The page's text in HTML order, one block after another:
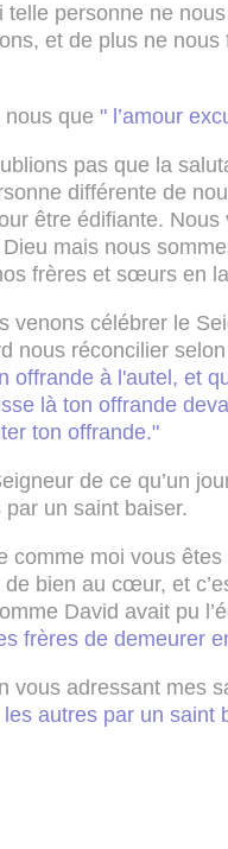
telle personne ne
et de plus ne
que " l’amour
pas que la
différente de
être édifiante.
mais nous
frères et sœurs en
venons célébrer le
nous réconcilier
offrande à l'autel, et
là ton offrande
ton offrande."
de ce qu’un
par un saint baiser.
comme moi vous
de bien au cœur, et
David avait pu
frères de demeurer
vous adressant mes
autres par un saint